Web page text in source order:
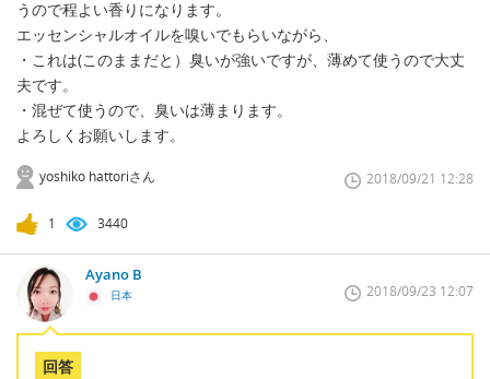
うので程よい香りになります。
エッセンシャルオイルを嗅いでもらいながら、
・これは(このままだと）臭いが強いですが、薄めて使うので大丈
夫です。
・混ぜて使うので、臭いは薄まります。
よろしくお願いします。
yoshiko hattoriさん 2018/09/21 12:28
1 3440
Ayano B
日本 2018/09/23 12:07
回答